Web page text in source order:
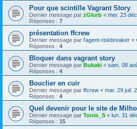
Pour que scintille Vagrant Story
Dernier message par zGlurb « mer. 23
Réponses : 7
présentation ffcrew
Dernier message par l'agent-riskbreaker «
Réponses : 4
Bloquer dans vagrant story
Dernier message par Bukaki « sam. 08
Réponses : 4
Bouclier en cuir
Dernier message par ffcrew « mar. 29 juil.
Réponses : 4
Quel devenir pour le site de
Dernier message par Tonio_S « lun. 31
Réponses : 15